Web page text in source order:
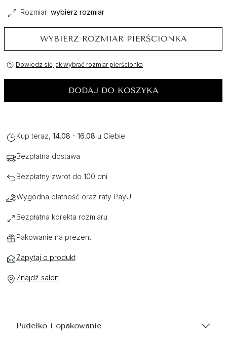
Rozmiar: wybierz rozmiar
WYBIERZ ROZMIAR PIERŚCIONKA
Dowiedz się jak wybrać rozmiar pierścionka
DODAJ DO KOSZYKA
Kup teraz, 14.08 - 16.08 u Ciebie
Bezpłatna dostawa
Bezpłatny zwrot do 100 dni
Wygodna płatność oraz raty PayU
Bezpłatna korekta rozmiaru
Pakowanie na prezent
Zapytaj o produkt
Znajdź salon
Pudełko i opakowanie